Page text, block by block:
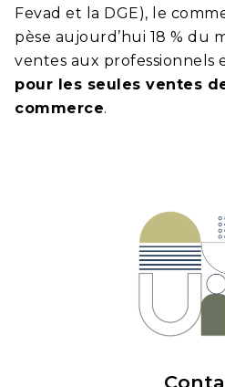
Fevad et la DGE), le
pèse aujourd’hui 18 % du
ventes aux professionnels
pour les seules ventes
commerce.